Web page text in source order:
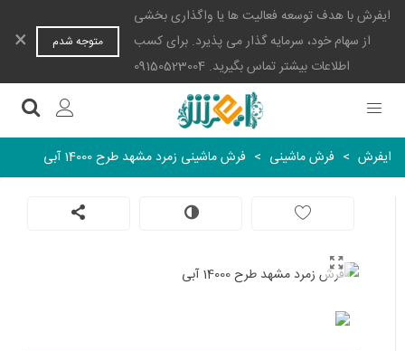
ایفرش با هدف توسعه فعالیت ها یا واگذاری بخشی
از سهام خود، سرمایه گذار می پذیرد. برای کسب
اطلاعات بیشتر تماس بگیرید. 09150523004
متوجه شدم ×
ایفرش > فرش ماشینی > فرش ماشینی زمرد مشهد طرح 14000 آبی